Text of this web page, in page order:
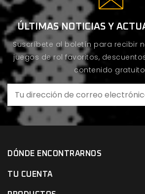
ÚLTIMAS NOTICIAS Y
Suscríbete al boletín para recibir
juegos de rol favoritos,
contenido
DÓNDE ENCONTRARNOS
TU CUENTA